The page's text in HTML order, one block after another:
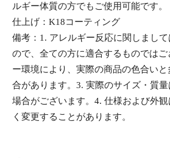
ルギー体質の方でもご使用可能です。
仕上げ：K18コーティング
備考：1. アレルギー反応に関しまし
ので、全ての方に適合するものでは
ー環境により、実際の商品の色合い
合があります。3. 実際のサイズ・質
場合がございます。4. 仕様および外
く変更することがあります。